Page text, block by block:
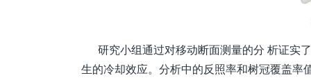
研究小组通过对移动断面测量的分 析证实
生的冷却效应。分析中的反照率和树冠覆盖